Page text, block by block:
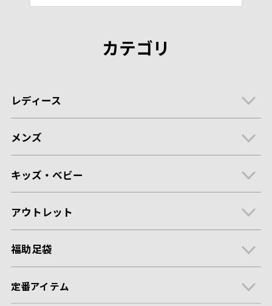
カテゴリ
レディース
メンズ
キッズ・ベビー
アウトレット
福助足袋
定番アイテム